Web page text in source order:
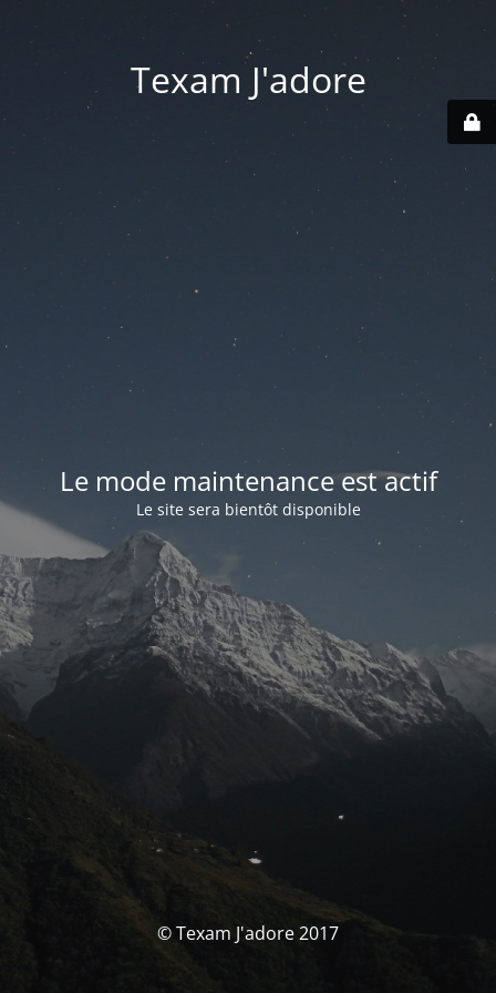
Texam J'adore
Le mode maintenance est actif
Le site sera bientôt disponible
© Texam J'adore 2017